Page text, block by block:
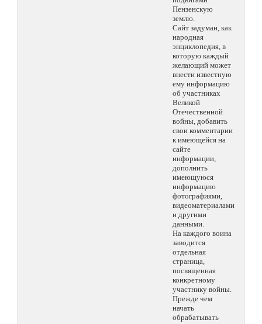
Пензенскую
землю.
Сайт задуман, как
народная
энциклопедия, в
которую каждый
желающий может
внести известную
ему информацию
об участниках
Великой
Отечественной
войны, добавить
свои комментарии
к имеющейся на
сайте
информации,
дополнить
имеющуюся
информацию
фотографиями,
видеоматериалами
и другими
данными.
На каждого воина
заводится
отдельная
страница,
посвященная
конкретному
участнику войны.
Прежде чем
начать
обрабатывать